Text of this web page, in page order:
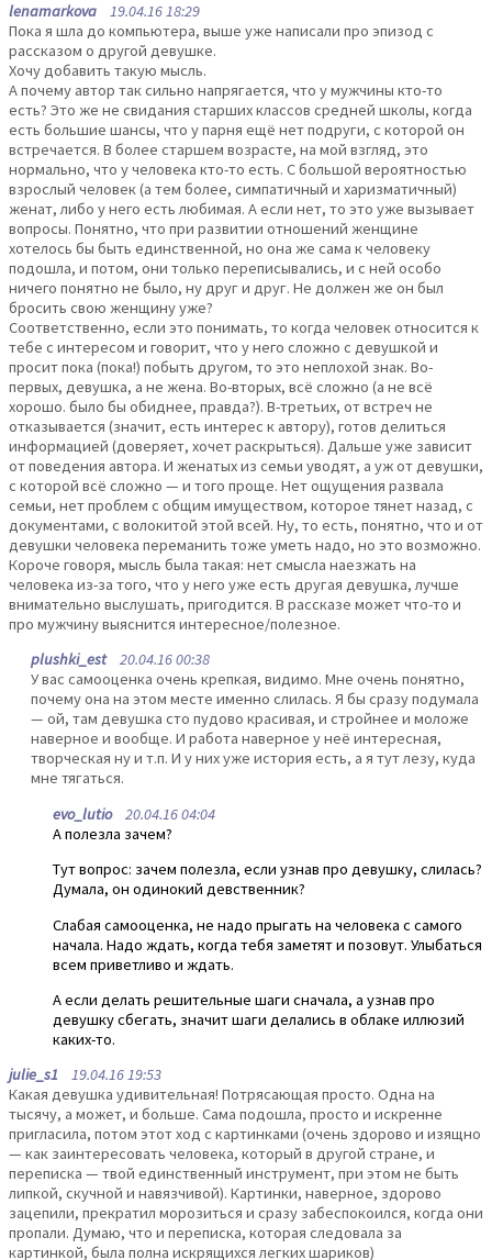
lenamarkova 19.04.16 18:29
Пока я шла до компьютера, выше уже написали про эпизод с
рассказом о другой девушке.
Хочу добавить такую мысль.
А почему автор так сильно напрягается, что у мужчины кто-то
есть? Это же не свидания старших классов средней школы, когда
есть большие шансы, что у парня ещё нет подруги, с которой он
встречается. В более старшем возрасте, на мой взгляд, это
нормально, что у человека кто-то есть. С большой вероятностью
взрослый человек (а тем более, симпатичный и харизматичный)
женат, либо у него есть любимая. А если нет, то это уже вызывает
вопросы. Понятно, что при развитии отношений женщине
хотелось бы быть единственной, но она же сама к человеку
подошла, и потом, они только переписывались, и с ней особо
ничего понятно не было, ну друг и друг. Не должен же он был
бросить свою женщину уже?
Соответственно, если это понимать, то когда человек относится к
тебе с интересом и говорит, что у него сложно с девушкой и
просит пока (пока!) побыть другом, то это неплохой знак. Во-
первых, девушка, а не жена. Во-вторых, всё сложно (а не всё
хорошо. было бы обиднее, правда?). В-третьих, от встреч не
отказывается (значит, есть интерес к автору), готов делиться
информацией (доверяет, хочет раскрыться). Дальше уже зависит
от поведения автора. И женатых из семьи уводят, а уж от девушки,
с которой всё сложно — и того проще. Нет ощущения развала
семьи, нет проблем с общим имуществом, которое тянет назад, с
документами, с волокитой этой всей. Ну, то есть, понятно, что и от
девушки человека переманить тоже уметь надо, но это возможно.
Короче говоря, мысль была такая: нет смысла наезжать на
человека из-за того, что у него уже есть другая девушка, лучше
внимательно выслушать, пригодится. В рассказе может что-то и
про мужчину выяснится интересное/полезное.
plushki_est20.04.16 00:38
У вас самооценка очень крепкая, видимо. Мне очень понятно,
почему она на этом месте именно слилась. Я бы сразу подумала
— ой, там девушка сто пудово красивая, и стройнее и моложе
наверное и вообще. И работа наверное у неё интересная,
творческая ну и т.п. И у них уже история есть, а я тут лезу, куда
мне тягаться.
evo_lutio20.04.16 04:04
А полезла зачем?
Тут вопрос: зачем полезла, если узнав про девушку, слилась?
Думала, он одинокий девственник?
Слабая самооценка, не надо прыгать на человека с самого
начала. Надо ждать, когда тебя заметят и позовут. Улыбаться
всем приветливо и ждать.
А если делать решительные шаги сначала, а узнав про
девушку сбегать, значит шаги делались в облаке иллюзий
каких-то.
julie_s1 19.04.16 19:53
Какая девушка удивительная! Потрясающая просто. Одна на
тысячу, а может, и больше. Сама подошла, просто и искренне
пригласила, потом этот ход с картинками (очень здорово и изящно
— как заинтересовать человека, который в другой стране, и
переписка — твой единственный инструмент, при этом не быть
липкой, скучной и навязчивой). Картинки, наверное, здорово
зацепили, прекратил морозиться и сразу забеспокоился, когда они
пропали. Думаю, что и переписка, которая следовала за
картинкой, была полна искрящихся легких шариков)